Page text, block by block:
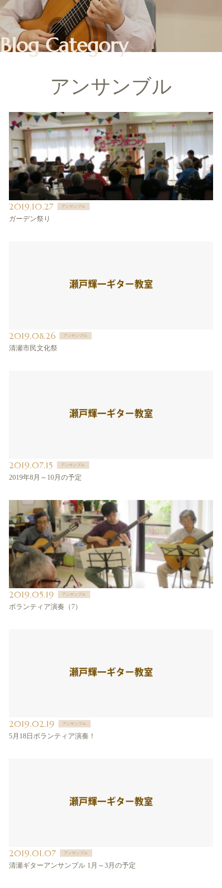
Blog Category
アンサンブル
2019.10.27 アンサンブル
ガーデン祭り
2019.08.26 アンサンブル
清瀬市民文化祭
2019.07.15 アンサンブル
2019年8月～10月の予定
2019.05.19 アンサンブル
ボランティア演奏（7）
2019.02.19 アンサンブル
5月18日ボランティア演奏！
2019.01.07 アンサンブル
清瀬ギターアンサンブル 1月～3月の予定